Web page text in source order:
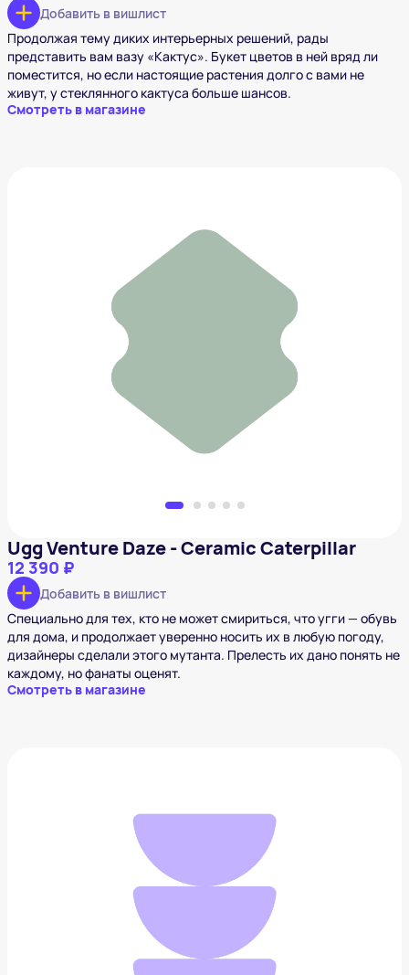
Добавить в вишлист
Продолжая тему диких интерьерных решений, рады
представить вам вазу «Кактус». Букет цветов в ней вряд ли
поместится, но если настоящие растения долго с вами не
живут, у стеклянного кактуса больше шансов.
Смотреть в магазине
Ugg Venture Daze - Ceramic Caterpillar
Ugg Venture Daze - Ceramic Caterpillar
12 390 ₽
Добавить в вишлист
Специально для тех, кто не может смириться, что угги — обувь
для дома, и продолжает уверенно носить их в любую погоду,
дизайнеры сделали этого мутанта. Прелесть их дано понять не
каждому, но фанаты оценят.
Смотреть в магазине
Колье-цепь с креплением для наушников MM6
56 500 ₽